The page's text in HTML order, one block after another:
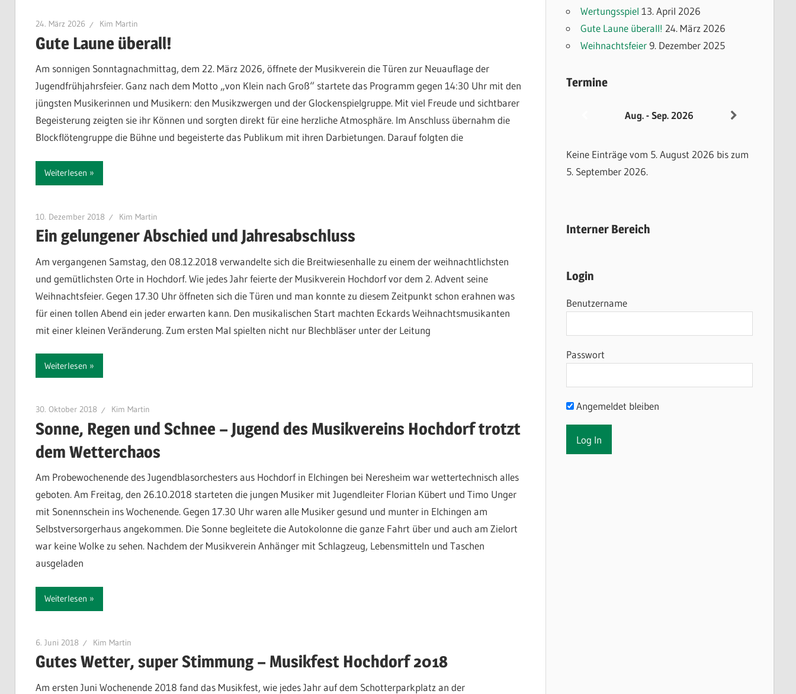
Kreis
Esslingen
Neckar
24. März 2026 Kim Martin
Gute Laune überall!
Am sonnigen Sonntagnachmittag, dem 22. März 2026, öffnete der Musikverein die Türen zur Neuauflage der
Jugendfrühjahrsfeier. Ganz nach dem Motto „von Klein nach Groß“ startete das Programm gegen 14:30 Uhr mit den
jüngsten Musikerinnen und Musikern: den Musikzwergen und der Glockenspielgruppe. Mit viel Freude und sichtbarer
Begeisterung zeigten sie ihr Können und sorgten direkt für eine herzliche Atmosphäre. Im Anschluss übernahm die
Blockflötengruppe die Bühne und begeisterte das Publikum mit ihren Darbietungen. Darauf folgten die
Weiterlesen
10. Dezember 2018 Kim Martin
Ein gelungener Abschied und Jahresabschluss
Am vergangenen Samstag, den 08.12.2018 verwandelte sich die Breitwiesenhalle zu einem der weihnachtlichsten
und gemütlichsten Orte in Hochdorf. Wie jedes Jahr feierte der Musikverein Hochdorf vor dem 2. Advent seine
Weihnachtsfeier. Gegen 17.30 Uhr öffneten sich die Türen und man konnte zu diesem Zeitpunkt schon erahnen was
für einen tollen Abend ein jeder erwarten kann. Den musikalischen Start machten Eckards Weihnachtsmusikanten
mit einer kleinen Veränderung. Zum ersten Mal spielten nicht nur Blechbläser unter der Leitung
Weiterlesen
30. Oktober 2018 Kim Martin
Sonne, Regen und Schnee – Jugend des Musikvereins Hochdorf trotzt
dem Wetterchaos
Am Probewochenende des Jugendblasorchesters aus Hochdorf in Elchingen bei Neresheim war wettertechnisch alles
geboten. Am Freitag, den 26.10.2018 starteten die jungen Musiker mit Jugendleiter Florian Kübert und Timo Unger
mit Sonennschein ins Wochenende. Gegen 17.30 Uhr waren alle Musiker gesund und munter in Elchingen am
Selbstversorgerhaus angekommen. Die Sonne begleitete die Autokolonne die ganze Fahrt über und auch am Zielort
war keine Wolke zu sehen. Nachdem der Musikverein Anhänger mit Schlagzeug, Lebensmitteln und Taschen
ausgeladen
Weiterlesen
6. Juni 2018 Kim Martin
Gutes Wetter, super Stimmung – Musikfest Hochdorf 2018
Am ersten Juni Wochenende 2018 fand das Musikfest, wie jedes Jahr auf dem Schotterparkplatz an der
Wertungsspiel 13. April 2026
Gute Laune überall! 24. März 2026
Weihnachtsfeier 9. Dezember 2025
Termine
Aug. - Sep. 2026
Keine Einträge vom 5. August 2026 bis zum
5. September 2026.
Interner Bereich
Login
Benutzername
Passwort
Angemeldet bleiben